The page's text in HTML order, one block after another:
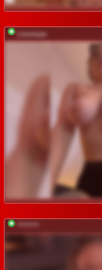
Lisuniyaa